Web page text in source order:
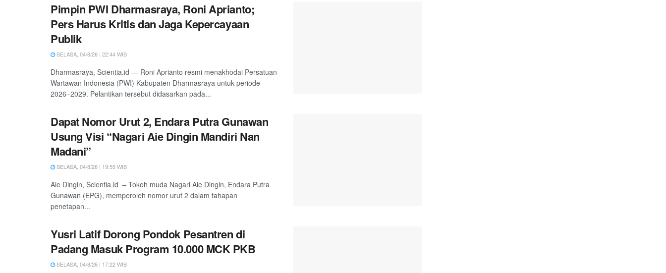
Pimpin PWI Dharmasraya, Roni Aprianto;
Pers Harus Kritis dan Jaga Kepercayaan
Publik
SELASA, 04/8/26 | 22:44 WIB
Dharmasraya, Scientia.id — Roni Aprianto resmi menakhodai Persatuan
Wartawan Indonesia (PWI) Kabupaten Dharmasraya untuk periode
2026–2029. Pelantikan tersebut didasarkan pada...
Dapat Nomor Urut 2, Endara Putra Gunawan
Usung Visi “Nagari Aie Dingin Mandiri Nan
Madani”
SELASA, 04/8/26 | 19:55 WIB
Aie Dingin, Scientia.id – Tokoh muda Nagari Aie Dingin, Endara Putra
Gunawan (EPG), memperoleh nomor urut 2 dalam tahapan
penetapan...
Yusri Latif Dorong Pondok Pesantren di
Padang Masuk Program 10.000 MCK PKB
SELASA, 04/8/26 | 17:22 WIB